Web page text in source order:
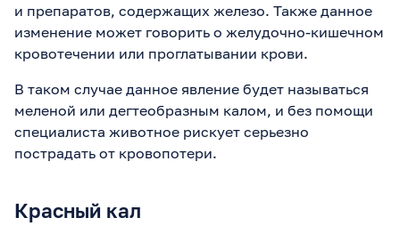
и препаратов, содержащих железо. Также данное
изменение может говорить о желудочно-кишечном
кровотечении или проглатывании крови.
В таком случае данное явление будет называться
меленой или дегтеобразным калом, и без помощи
специалиста животное рискует серьезно
пострадать от кровопотери.
Красный кал